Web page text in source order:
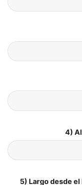
4)
5) Largo desde